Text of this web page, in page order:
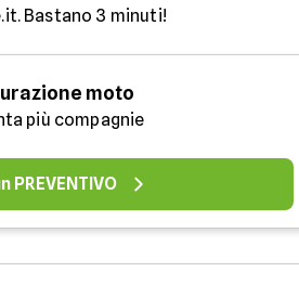
Bastano 3 minuti!
moto
più compagnie
PREVENTIVO